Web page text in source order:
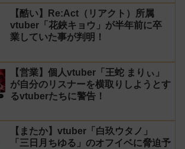
【酷い】Re:Act（リアクト）所属
vtuber「花鋏キョウ」が半年前に卒
業していた事が判明！
【営業】個人vtuber「王蛇 まりぃ」
が自分のリスナーを横取りしようとす
るvtuberたちに警告！
【またか】vtuber「白玖ウタノ」
「三日月ちゆる」のオフイベに脅迫予